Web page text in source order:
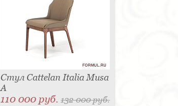
Стул Cattelan Italia Musa
A
110 000 руб.132 000 руб.